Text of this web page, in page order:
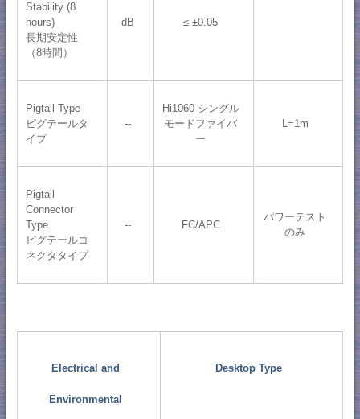
Stability (8
hours)
長期安定性
（8時間）
dB ≤ ±0.05
Pigtail Type
ピグテールタ
イプ
--
Hi1060 シングル
モードファイバ
ー
L=1m
Pigtail
Connector
Type
ピグテールコ
ネクタタイプ
-- FC/APC
パワーテスト
のみ
Electrical and
Environmental
Desktop Type